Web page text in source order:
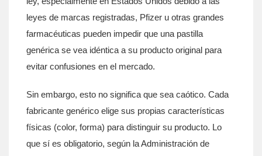
leyes de marcas registradas, Pfizer u otras grandes
farmacéuticas pueden impedir que una pastilla
genérica se vea idéntica a su producto original para
evitar confusiones en el mercado.
Sin embargo, esto no significa que sea caótico. Cada
fabricante genérico elige sus propias características
físicas (color, forma) para distinguir su producto. Lo
que sí es obligatorio, según laAdministración de